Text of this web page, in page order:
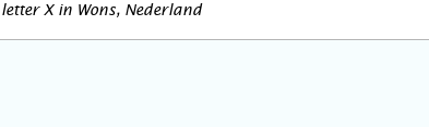
X in Wons, Nederland